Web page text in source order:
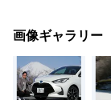
画像ギャラリー